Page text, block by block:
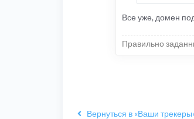
Все уже, домен
Правильно
Вернуться в «Ваши